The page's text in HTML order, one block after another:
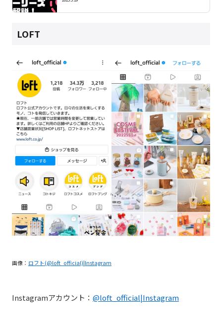
LOFT
画像： ロフト(@loft_official)|Instagram
Instagramアカウント： @loft_official|Instagram